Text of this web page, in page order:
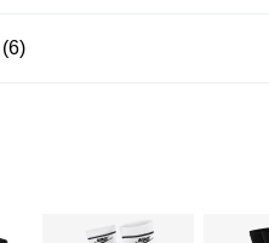
行
享後付」】
商品／服務後，再付款。